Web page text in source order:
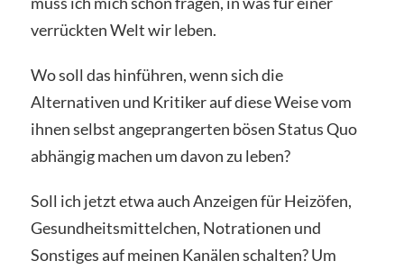
verrückten Welt wir leben.
Wo soll das hinführen, wenn sich die
Alternativen und Kritiker auf diese Weise vom
ihnen selbst angeprangerten bösen Status Quo
abhängig machen um davon zu leben?
Soll ich jetzt etwa auch Anzeigen für Heizöfen,
Gesundheitsmittelchen, Notrationen und
Sonstiges auf meinen Kanälen schalten? Um